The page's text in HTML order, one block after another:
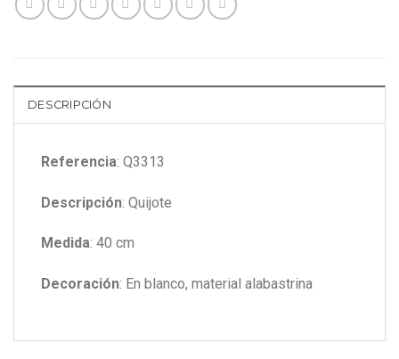
DESCRIPCIÓN
Referencia: Q3313
Descripción: Quijote
Medida: 40 cm
Decoración: En blanco, material alabastrina